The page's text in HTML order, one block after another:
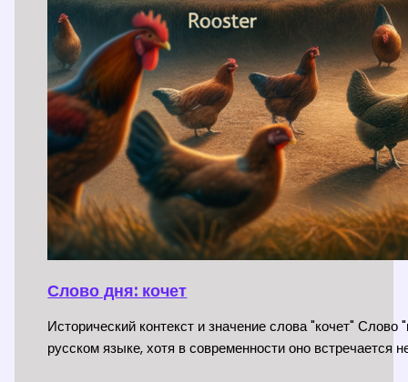
Слово дня: кочет
Исторический контекст и значение слова "кочет"
русском языке, хотя в современности оно встречается